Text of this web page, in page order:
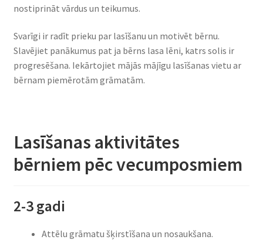
nostiprināt vārdus un teikumus.
Svarīgi ir radīt prieku par lasīšanu un motivēt bērnu.
Slavējiet panākumus pat ja bērns lasa lēni, katrs solis ir
progresēšana. Iekārtojiet mājās mājīgu lasīšanas vietu ar
bērnam piemērotām grāmatām.
Lasīšanas aktivitātes
bērniem pēc vecumposmiem
2-3 gadi
Attēlu grāmatu šķirstīšana un nosaukšana.